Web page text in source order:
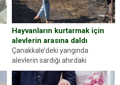
evraklarda eksik olduğunu...
Hayvanların kurtarmak için
alevlerin arasına daldı
Çanakkale’deki yangında
alevlerin sardığı ahırdaki
hayvanlarını kurtarmak isteyen
Zeki Demir (66) ölümden döndü.